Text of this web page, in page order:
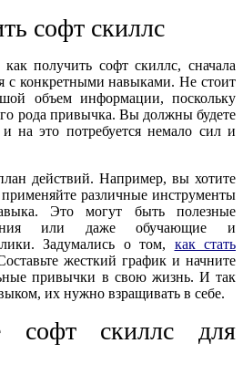
софт скиллс
получить софт скиллс, сначала
с конкретными навыками. Не стоит
объем информации, поскольку
рода привычка. Вы должны будете
на это потребуется немало сил и
действий. Например, вы хотите
различные инструменты
Это могут быть полезные
или даже обучающие и
Задумались о том, как стать
жесткий график и начните
привычки в свою жизнь. И так
их нужно взращивать в себе.
софт скиллс для